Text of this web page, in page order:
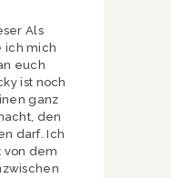
Als
ich mich
euch
ist noch
ganz
den
darf. Ich
von dem